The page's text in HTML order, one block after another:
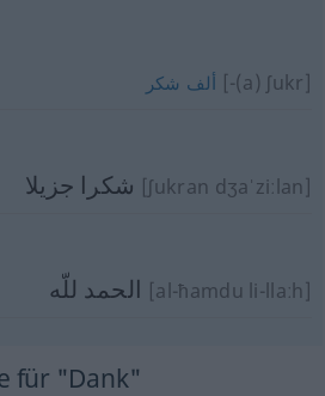
ألف شكر [-(a) ʃukr]
شكرا جزيلا [ʃukran dʒaˈziːlan]
الحمد للّه [al-ħamdu li-llaːh]
für "Dank"